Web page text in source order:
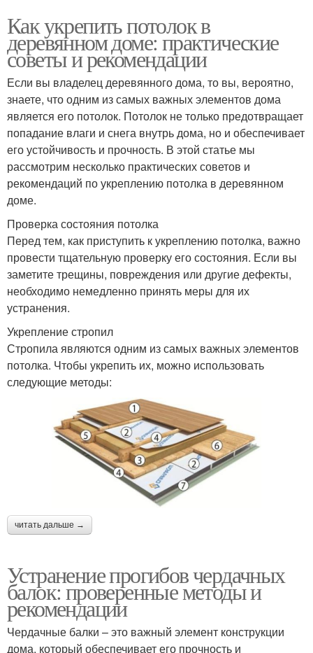
Как укрепить потолок в
деревянном доме: практические
советы и рекомендации
Если вы владелец деревянного дома, то вы, вероятно,
знаете, что одним из самых важных элементов дома
является его потолок. Потолок не только предотвращает
попадание влаги и снега внутрь дома, но и обеспечивает
его устойчивость и прочность. В этой статье мы
рассмотрим несколько практических советов и
рекомендаций по укреплению потолка в деревянном
доме.
Проверка состояния потолка
Перед тем, как приступить к укреплению потолка, важно
провести тщательную проверку его состояния. Если вы
заметите трещины, повреждения или другие дефекты,
необходимо немедленно принять меры для их
устранения.
Укрепление стропил
Стропила являются одним из самых важных элементов
потолка. Чтобы укрепить их, можно использовать
следующие методы:
читать дальше →
Устранение прогибов чердачных
балок: проверенные методы и
рекомендации
Чердачные балки – это важный элемент конструкции
дома, который обеспечивает его прочность и